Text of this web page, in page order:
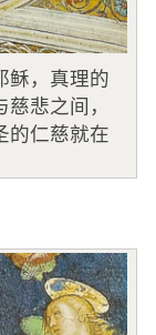
稣，真理的
悲之间，
的仁慈就在